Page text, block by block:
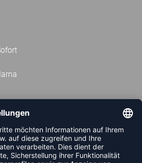
KOSTENLOSEN
UND VERPASSE KEINE
MEHR.